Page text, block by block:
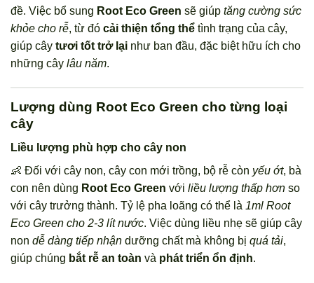
đề. Việc bổ sung Root Eco Green sẽ giúp tăng cường sức
khỏe cho rễ, từ đó cải thiện tổng thể tình trạng của cây,
giúp cây tươi tốt trở lại như ban đầu, đặc biệt hữu ích cho
những cây lâu năm.
Lượng dùng Root Eco Green cho từng loại
cây
Liều lượng phù hợp cho cây non
👶 Đối với cây non, cây con mới trồng, bộ rễ còn yếu ớt, bà
con nên dùng Root Eco Green với liều lượng thấp hơn so
với cây trưởng thành. Tỷ lệ pha loãng có thể là 1ml Root
Eco Green cho 2-3 lít nước. Việc dùng liều nhẹ sẽ giúp cây
non dễ dàng tiếp nhận dưỡng chất mà không bị quá tải,
giúp chúng bắt rễ an toàn và phát triển ổn định.